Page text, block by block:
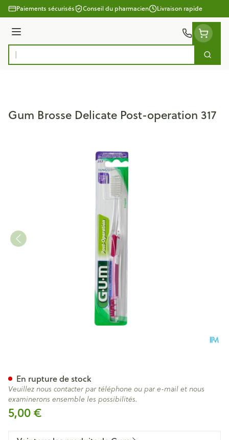
Aller au contenu
Paiements sécurisés Conseil du pharmacien Livraison rapide
Menu
Rechercher
Gum Brosse Delicate Post-operation 317
5,00 €
En rupture de stock
Veuillez nous contacter par téléphone ou par e-mail et nous
examinerons ensemble les possibilités.